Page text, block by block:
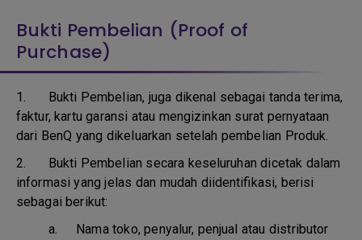
Bukti Pembelian (Proof of
Purchase)
1. Bukti Pembelian, juga dikenal sebagai tanda terima,
faktur, kartu garansi atau mengizinkan surat pernyataan
dari BenQ yang dikeluarkan setelah pembelian Produk.
2. Bukti Pembelian secara keseluruhan dicetak dalam
informasi yang jelas dan mudah diidentifikasi, berisi
sebagai berikut:
a. Nama toko, penyalur, penjual atau distributor